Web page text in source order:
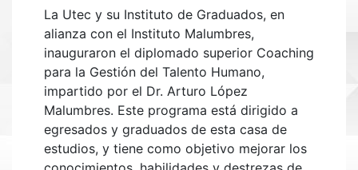
La Utec y su Instituto de Graduados, en
alianza con el Instituto Malumbres,
inauguraron el diplomado superior Coaching
para la Gestión del Talento Humano,
impartido por el Dr. Arturo López
Malumbres. Este programa está dirigido a
egresados y graduados de esta casa de
estudios, y tiene como objetivo mejorar los